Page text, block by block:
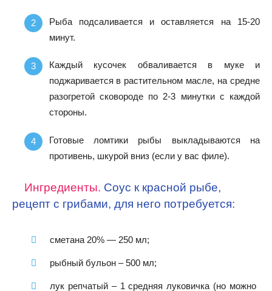
Рыба подсаливается и оставляется на 15-20
минут.
Каждый кусочек обваливается в муке и
поджаривается в растительном масле, на средне
разогретой сковороде по 2-3 минутки с каждой
стороны.
Готовые ломтики рыбы выкладываются на
противень, шкурой вниз (если у вас филе).
Ингредиенты. Соус к красной рыбе,
рецепт с грибами, для него потребуется:
сметана 20% — 250 мл;
рыбный бульон – 500 мл;
лук репчатый – 1 средняя луковичка (но можно